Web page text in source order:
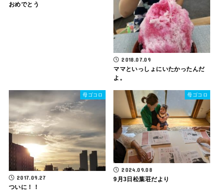
おめでとう
2018.07.09
ママといっしょにいたかったんだ
よ。
母ゴコロ
2017.09.27
ついに！！
母ゴコロ
2024.09.08
9月3日松葉荘だより